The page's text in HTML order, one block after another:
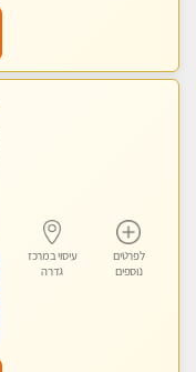
לפרטים
נוספים
עיסוי במרכז
גדרה